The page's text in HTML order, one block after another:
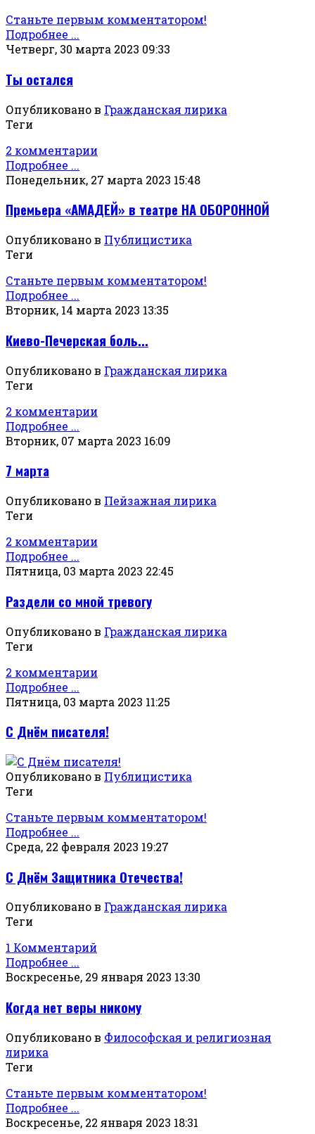
Станьте первым комментатором!
Подробнее ...
Четверг, 30 марта 2023 09:33
Ты остался
Опубликовано в Гражданская лирика
Теги
2 комментарии
Подробнее ...
Понедельник, 27 марта 2023 15:48
Премьера «АМАДЕЙ» в театре НА ОБОРОННОЙ
Опубликовано в Публицистика
Теги
Станьте первым комментатором!
Подробнее ...
Вторник, 14 марта 2023 13:35
Киево-Печерская боль...
Опубликовано в Гражданская лирика
Теги
2 комментарии
Подробнее ...
Вторник, 07 марта 2023 16:09
7 марта
Опубликовано в Пейзажная лирика
Теги
2 комментарии
Подробнее ...
Пятница, 03 марта 2023 22:45
Раздели со мной тревогу
Опубликовано в Гражданская лирика
Теги
2 комментарии
Подробнее ...
Пятница, 03 марта 2023 11:25
С Днём писателя!
Опубликовано в Публицистика
Теги
Станьте первым комментатором!
Подробнее ...
Среда, 22 февраля 2023 19:27
С Днём Защитника Отечества!
Опубликовано в Гражданская лирика
Теги
1 Комментарий
Подробнее ...
Воскресенье, 29 января 2023 13:30
Когда нет веры никому
Опубликовано в Философская и религиозная
лирика
Теги
Станьте первым комментатором!
Подробнее ...
Воскресенье, 22 января 2023 18:31